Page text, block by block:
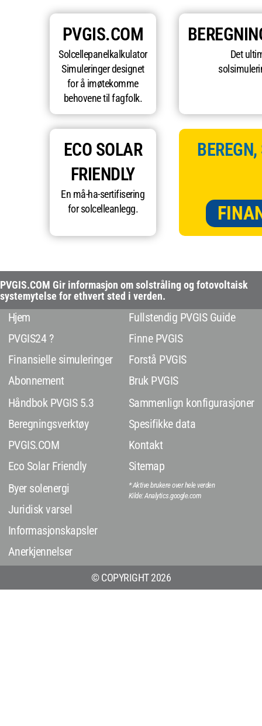
PVGIS.COM
Solcellepanelkalkulator
Simuleringer designet
for å imøtekomme
behovene til fagfolk.
Det
ECO SOLAR
FRIENDLY
En må-ha-sertifisering
for solcelleanlegg.
PVGIS.COM Gir informasjon om solstråling og fotovoltaisk
systemytelse for ethvert sted i verden.
Hjem
PVGIS24 ?
Finansielle simuleringer
Abonnement
Håndbok PVGIS 5.3
Beregningsverktøy
PVGIS.COM
Eco Solar Friendly
Byer solenergi
Juridisk varsel
Informasjonskapsler
Anerkjennelser
Fullstendig PVGIS Guide
Finne PVGIS
Forstå PVGIS
Bruk PVGIS
Sammenlign konfigurasjoner
Spesifikke data
Kontakt
Sitemap
* Aktive brukere over hele verden
Kilde: Analytics.google.com
© COPYRIGHT 2026